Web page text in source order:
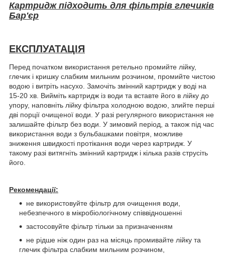
Картридж підходить для фільтрів глечиків
Бар'єр
ЕКСПЛУАТАЦІЯ
Перед початком використання ретельно промийте лійку,
глечик і кришку слабким мильним розчином, промийте чистою
водою і витріть насухо. Замочіть змінний картридж у воді на
15-20 хв. Вийміть картридж із води та вставте його в лійку до
упору, наповніть лійку фільтра холодною водою, злийте перші
дві порції очищеної води. У разі регулярного використання не
залишайте фільтр без води. У зимовий період, а також під час
використання води з бульбашками повітря, можливе
зниження швидкості протікання води через картридж. У
такому разі витягніть змінний картридж і кілька разів струсіть
його.
Рекомендації:
не використовуйте фільтр для очищення води,
небезпечного в мікробіологічному співвідношенні
застосовуйте фільтр тільки за призначенням
не рідше ніж один раз на місяць промивайте лійку та
глечик фільтра слабким мильним розчином,